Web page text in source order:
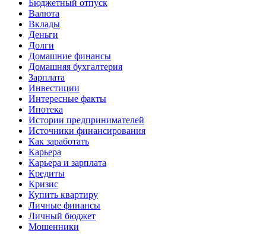
Бюджетный отпуск
Валюта
Вклады
Деньги
Долги
Домашние финансы
Домашняя бухгалтерия
Зарплата
Инвестиции
Интересные факты
Ипотека
Истории предпринимателей
Источники финансирования
Как заработать
Карьера
Карьера и зарплата
Кредиты
Кризис
Купить квартиру
Личные финансы
Личный бюджет
Мошенники